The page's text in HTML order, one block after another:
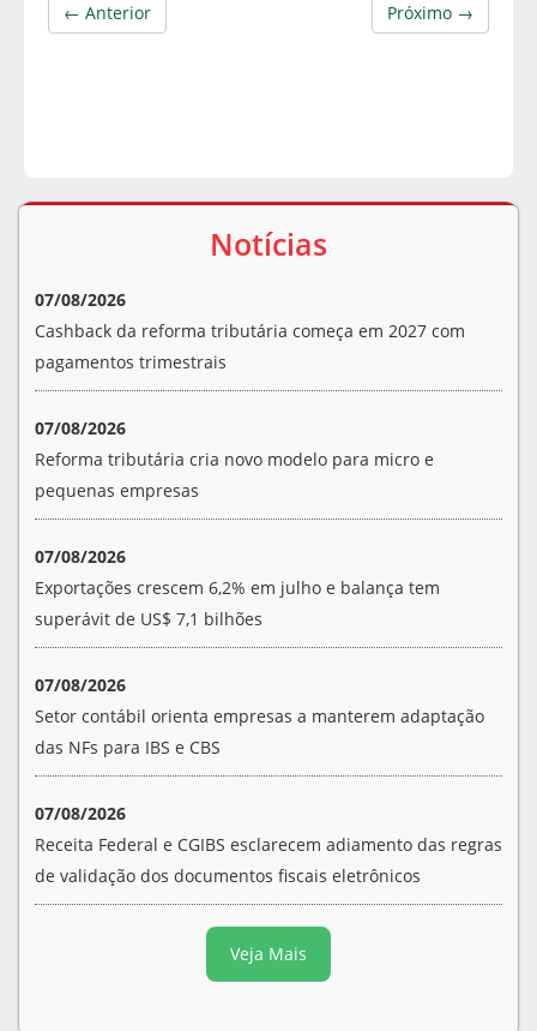
Próximo →
← Anterior
Notícias
07/08/2026
Cashback da reforma tributária começa em 2027 com
pagamentos trimestrais
07/08/2026
Reforma tributária cria novo modelo para micro e
pequenas empresas
07/08/2026
Exportações crescem 6,2% em julho e balança tem
superávit de US$ 7,1 bilhões
07/08/2026
Setor contábil orienta empresas a manterem adaptação
das NFs para IBS e CBS
07/08/2026
Receita Federal e CGIBS esclarecem adiamento das regras
de validação dos documentos fiscais eletrônicos
Veja Mais